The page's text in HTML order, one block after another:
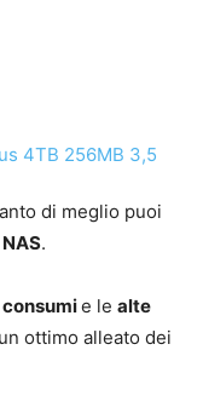
di meglio puoi
.
e le alte
ottimo alleato dei